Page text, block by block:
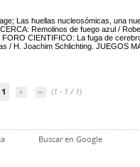
Las huellas nucleosómicas, una
Remolinos de fuego azul /
CIENTIFICO: La fuga de
/ H. Joachim Schlichting. JUEGOS
1 (1 - 1 / 1)
Buscar en Google